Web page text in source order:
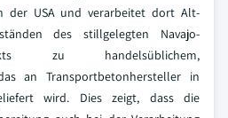
der USA und verarbeitet dort Alt-
des stillgelegten Navajo-
zu handelsüblichem,
an Transportbetonhersteller in
wird. Dies zeigt, dass die